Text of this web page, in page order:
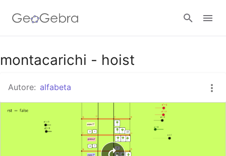
Google Classroom
GeoGebra Classroom
Accedi
montacarichi - hoist
Autore: alfabeta